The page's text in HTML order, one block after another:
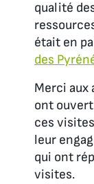
qualité
était en
des
Merci
ont
ces
leur
qui ont
visites.